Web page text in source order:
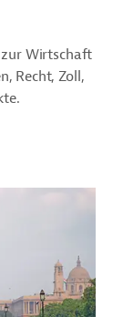
Wirtschaft
Recht, Zoll,